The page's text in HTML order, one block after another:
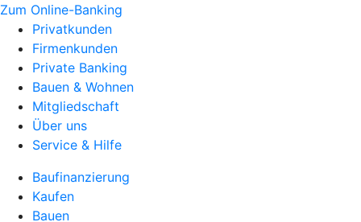
Zum Online-Banking
Privatkunden
Firmenkunden
Private Banking
Bauen & Wohnen
Mitgliedschaft
Über uns
Service & Hilfe
Baufinanzierung
Kaufen
Bauen